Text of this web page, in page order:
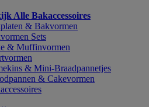
Alle Bakaccessoires
& Bakvormen
Sets
& Muffinvormen
& Mini-Braadpannetjes
& Cakevormen